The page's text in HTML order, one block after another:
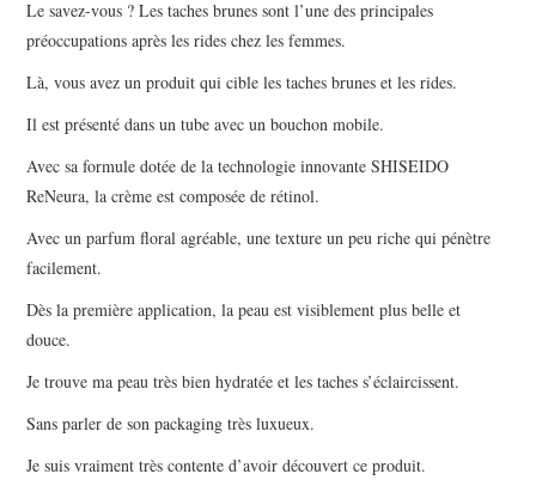
Le savez-vous ? Les taches brunes sont l’une des principales
préoccupations après les rides chez les femmes.
Là, vous avez un produit qui cible les taches brunes et les rides.
Il est présenté dans un tube avec un bouchon mobile.
Avec sa formule dotée de la technologie innovante SHISEIDO
ReNeura, la crème est composée de rétinol.
Avec un parfum floral agréable, une texture un peu riche qui pénètre
facilement.
Dès la première application, la peau est visiblement plus belle et
douce.
Je trouve ma peau très bien hydratée et les taches s’éclaircissent.
Sans parler de son packaging très luxueux.
Je suis vraiment très contente d’avoir découvert ce produit.